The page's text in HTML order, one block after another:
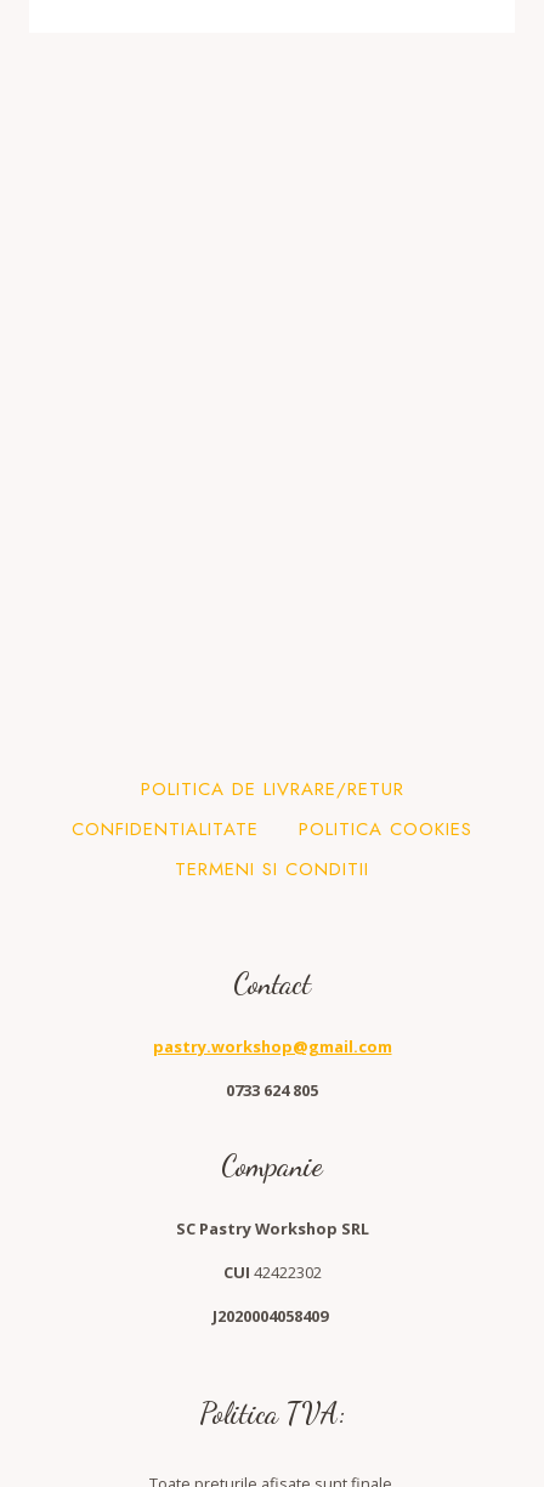
POLITICA DE LIVRARE/RETUR
CONFIDENTIALITATE
POLITICA COOKIES
TERMENI SI CONDITII
Contact
pastry.workshop@gmail.com
0733 624 805
Companie
SC Pastry Workshop SRL
CUI 42422302
J2020004058409
Politica TVA: